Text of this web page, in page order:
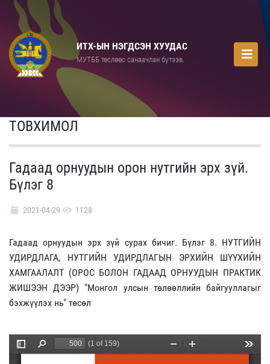
ИТХ-ЫН НЭГДСЭН ХУУДАС
МУТББ төслөөс санаачлан бүтээв.
ТОВХИМОЛ
Гадаад орнуудын орон нутгийн эрх зүй.
Бүлэг 8
2021-04-29 1128
Гадаад орнуудын эрх зүй сурах бичиг. Бүлэг 8. НУТГИЙН
УДИРДЛАГА, НУТГИЙН УДИРДЛАГЫН ЭРХИЙН ШҮҮХИЙН
ХАМГААЛАЛТ (ОРОС БОЛОН ГАДААД ОРНУУДЫН ПРАКТИК
ЖИШЭЭН ДЭЭР) "Монгол улсын төлөөллийн байгууллагыг
бэхжүүлэх нь" төсөл